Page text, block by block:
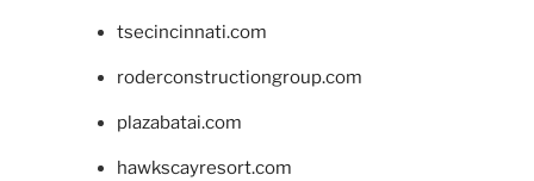
tsecincinnati.com
roderconstructiongroup.com
plazabatai.com
hawkscayresort.com